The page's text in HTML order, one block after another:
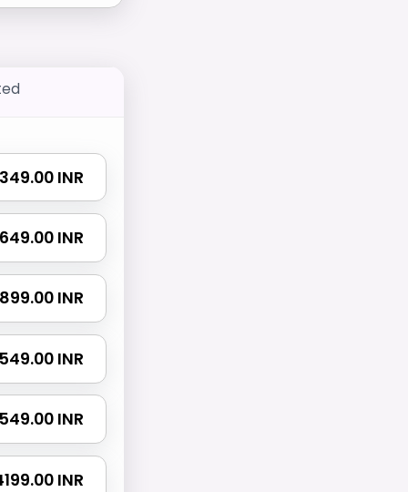
349.00 INR
649.00 INR
899.00 INR
INR
INR
INR